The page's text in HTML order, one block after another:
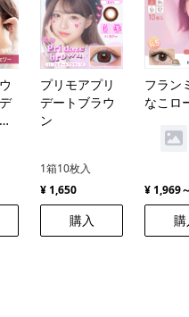
プリモアプリ
デートブラウ
ン
1箱10枚入
¥ 1,650
購入
フラン
なこロ
¥ 1,969
購